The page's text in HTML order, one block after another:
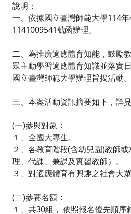
說明：
一、依據國立臺灣師範大學114
1141009541號函辦理。
二、為推廣適應體育知能，鼓勵
眾主動學習適應體育知識並落實
國立臺灣師範大學辦理旨揭活動。
三、本案活動資訊摘要如下，詳
(一)參與對象：
１、全國大專生。
２、各教育階段(含幼兒園)教師
理、代課、兼課及實習教師）。
３、對適應體育有興趣之社會大眾
(二)參賽名額：
１、共30組， 依照報名優先順序